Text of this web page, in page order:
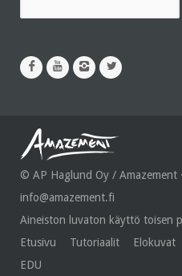
© AP Haglund Oy / Amazement
info@amazement.fi
Aineiston luvaton käyttö toisen
Etusivu
Tutoriaalit Elokuvat
EDU